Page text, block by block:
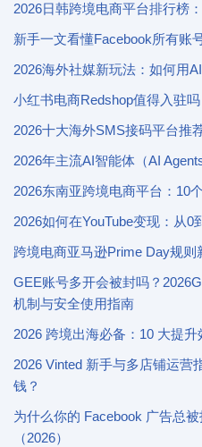
2026日韩跨境电商平台排行榜
新手一文看懂Facebook所有账
2026海外社媒新玩法：如何用
小红书电商Redshop值得入驻
2026十大海外SMS接码平台推
2026年主流AI智能体（AI
2026东南亚跨境电商平台：10
2026如何在YouTube变现：从0
跨境电商亚马逊Prime Day规
GEE账号多开会被封吗？
机制与安全使用指南
2026 跨境出海必备：10 大提
2026 Vinted 新手与多店铺运营
钱？
为什么你的 Facebook 广告总
（2026）